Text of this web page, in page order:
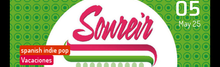
05
May 25
spanish indie pop
Vacaciones